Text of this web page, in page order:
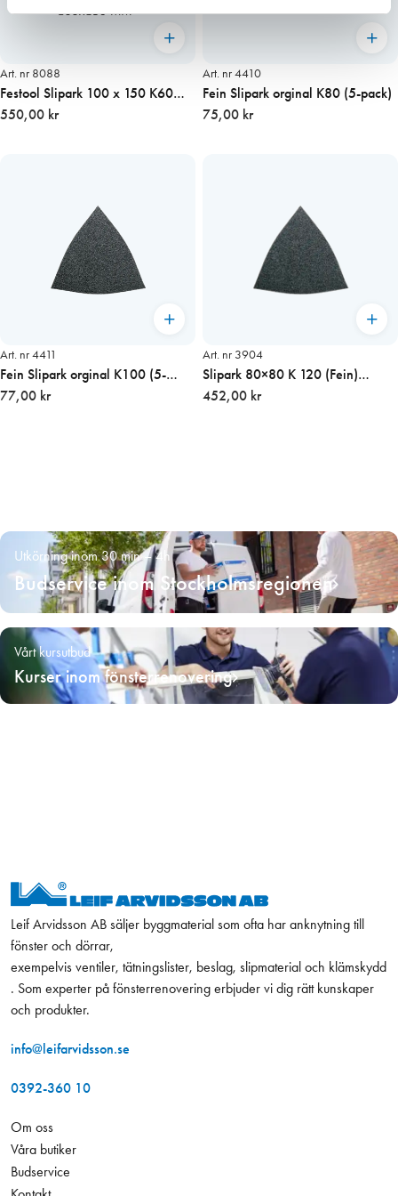
Art. nr 8088
Festool Slipark 100 x 150 K60
(Granat) 50st/fp
550,00 kr
Art. nr 4410
Fein Slipark orginal K80 (5-pack)
75,00 kr
Art. nr 4411
Fein Slipark orginal K100 (5-
pack)
77,00 kr
Art. nr 3904
Slipark 80×80 K 120 (Fein)
50st/fp
452,00 kr
Utkörning inom 30 min – 4h
Budservice inom Stockholmsregionen
Vårt kursutbud
Kurser inom fönsterrenovering
Leif Arvidsson AB säljer byggmaterial som ofta har anknytning till
fönster och dörrar,
exempelvis ventiler, tätningslister, beslag, slipmaterial och klämskydd
. Som experter på fönsterrenovering erbjuder vi dig rätt kunskaper
och produkter.
info@leifarvidsson.se
0392-360 10
Om oss
Våra butiker
Budservice